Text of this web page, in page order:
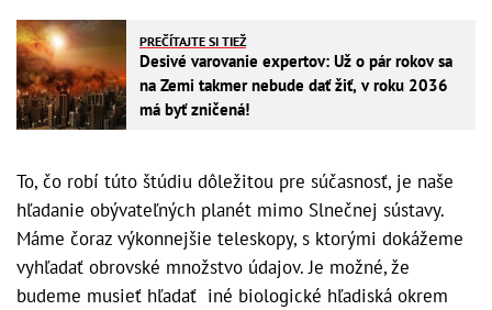
PREČÍTAJTE SI TIEŽ
Desivé varovanie expertov: Už o pár rokov sa
na Zemi takmer nebude dať žiť, v roku 2036
má byť zničená!
To, čo robí túto štúdiu dôležitou pre súčasnosť, je naše
hľadanie obývateľných planét mimo Slnečnej sústavy.
Máme čoraz výkonnejšie teleskopy, s ktorými dokážeme
vyhľadať obrovské množstvo údajov. Je možné, že
budeme musieť hľadať iné biologické hľadiská okrem